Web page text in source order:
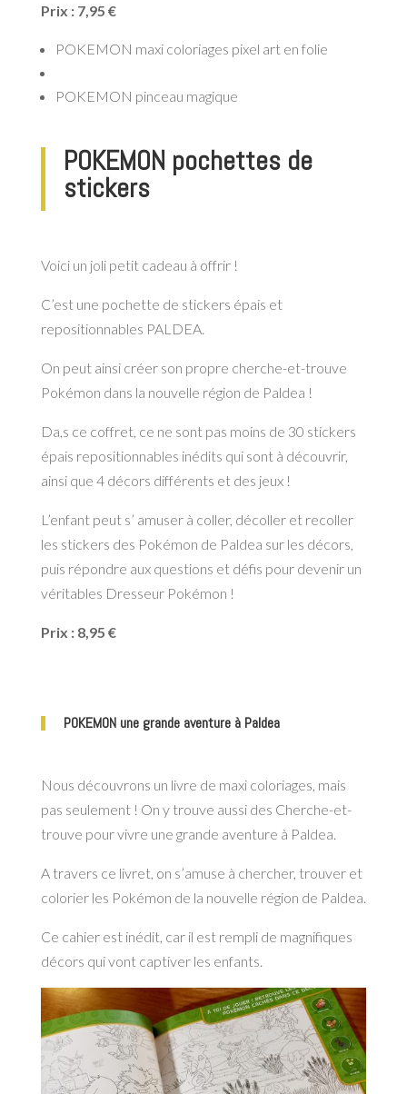
Prix : 7,95 €
POKEMON maxi coloriages pixel art en folie
POKEMON pinceau magique
POKEMON pochettes de
stickers
Voici un joli petit cadeau à offrir !
C’est une pochette de stickers épais et
repositionnables PALDEA.
On peut ainsi créer son propre cherche-et-trouve
Pokémon dans la nouvelle région de Paldea !
Da,s ce coffret, ce ne sont pas moins de 30 stickers
épais repositionnables inédits qui sont à découvrir,
ainsi que 4 décors différents et des jeux !
L’enfant peut s’ amuser à coller, décoller et recoller
les stickers des Pokémon de Paldea sur les décors,
puis répondre aux questions et défis pour devenir un
véritables Dresseur Pokémon !
Prix : 8,95 €
POKEMON une grande aventure à Paldea
Nous découvrons un livre de maxi coloriages, mais
pas seulement ! On y trouve aussi des Cherche-et-
trouve pour vivre une grande aventure à Paldea.
A travers ce livret, on s’amuse à chercher, trouver et
colorier les Pokémon de la nouvelle région de Paldea.
Ce cahier est inédit, car il est rempli de magnifiques
décors qui vont captiver les enfants.